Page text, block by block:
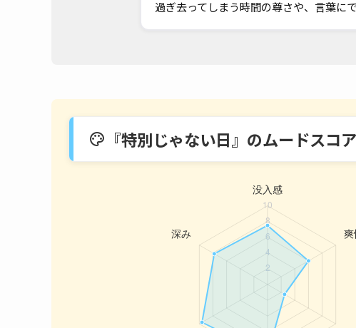
過ぎ去ってしまう時間の尊さや、言葉に
palette 『特別じゃない日』のムードスコア